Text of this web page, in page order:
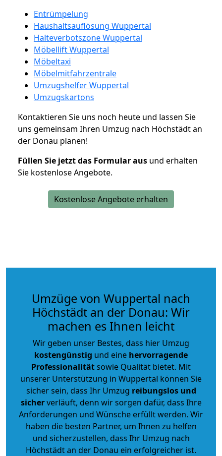
Entrümpelung
Haushaltsauflösung Wuppertal
Halteverbotszone Wuppertal
Möbellift Wuppertal
Möbeltaxi
Möbelmitfahrzentrale
Umzugshelfer Wuppertal
Umzugskartons
Kontaktieren Sie uns noch heute und lassen Sie
uns gemeinsam Ihren Umzug nach Höchstädt an
der Donau planen!
Füllen Sie jetzt das Formular aus und erhalten
Sie kostenlose Angebote.
Kostenlose Angebote erhalten
Umzüge von Wuppertal nach
Höchstädt an der Donau: Wir
machen es Ihnen leicht
Wir geben unser Bestes, dass hier Umzug
kostengünstig und eine hervorragende
Professionalitätsowie Qualität bietet. Mit
unserer Unterstützung in Wuppertal können Sie
sicher sein, dass Ihr Umzug reibungslos und
sicherverläuft, denn wir sorgen dafür, dass Ihre
Anforderungen und Wünsche erfüllt werden. Wir
haben die besten Partner, um Ihnen zu helfen
und sicherzustellen, dass Ihr Umzug nach
Höchstädt an der Donau ein erfolgreicher ist.